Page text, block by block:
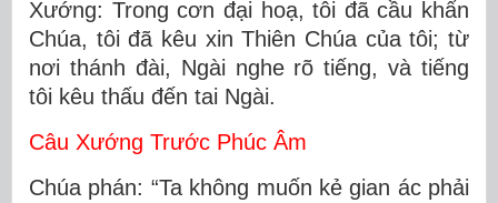
Xướng: Trong cơn đại hoạ, tôi đã cầu khẩn
Chúa, tôi đã kêu xin Thiên Chúa của tôi; từ
nơi thánh đài, Ngài nghe rõ tiếng, và tiếng
tôi kêu thấu đến tai Ngài.
Câu Xướng Trước Phúc Âm
Chúa phán: “Ta không muốn kẻ gian ác phải